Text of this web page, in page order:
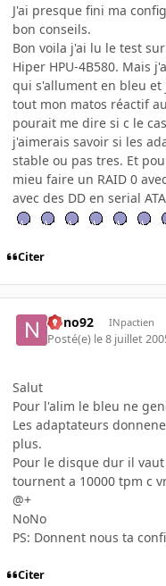
J'ai presque fini ma
bon conseils.
Bon voila j'ai lu le test
Hiper HPU-4B580. Mais
qui s'allument en bleu et
tout mon matos réactif
pourait me dire si c le
j'aimerais savoir si les
stable ou pas tres. Et
mieu faire un RAID 0
avec des DD en serial
Citer
nono92 INpactien
Posté(e) le 8 juillet
Salut
Pour l'alim le bleu ne
Les adaptateurs
plus.
Pour le disque dur il vaut
tournent a 10000 tpm c
@+
NoNo
PS: Donnent nous ta
Citer